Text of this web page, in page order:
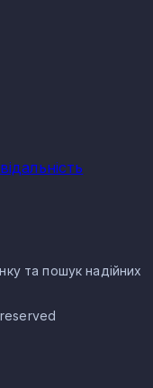
та пошук надійних